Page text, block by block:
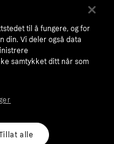
til å fungere, og for
din. Vi deler også data
samtykket ditt når som
alle